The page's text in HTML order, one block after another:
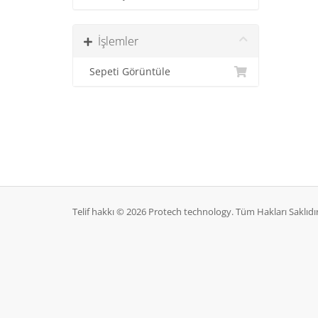
İşlemler
Sepeti Görüntüle
Telif hakkı © 2026 Protech technology. Tüm Hakları